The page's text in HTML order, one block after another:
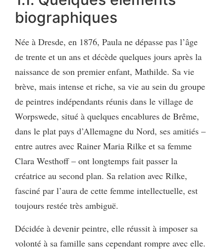
biographiques
Née à Dresde, en 1876, Paula ne dépasse pas l’âge
de trente et un ans et décède quelques jours après la
naissance de son premier enfant, Mathilde. Sa vie
brève, mais intense et riche, sa vie au sein du groupe
de peintres indépendants réunis dans le village de
Worpswede, situé à quelques encablures de Brême,
dans le plat pays d’Allemagne du Nord, ses amitiés –
entre autres avec Rainer Maria Rilke et sa femme
Clara Westhoff – ont longtemps fait passer la
créatrice au second plan. Sa relation avec Rilke,
fasciné par l’aura de cette femme intellectuelle, est
toujours restée très ambiguë.
Décidée à devenir peintre, elle réussit à imposer sa
volonté à sa famille sans cependant rompre avec elle.